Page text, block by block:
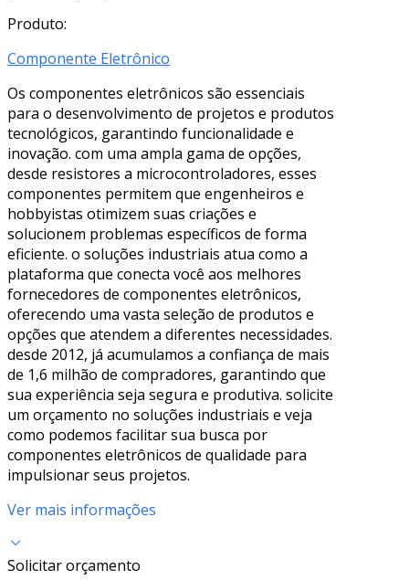
Produto:
Componente Eletrônico
Os componentes eletrônicos são essenciais
para o desenvolvimento de projetos e produtos
tecnológicos, garantindo funcionalidade e
inovação. com uma ampla gama de opções,
desde resistores a microcontroladores, esses
componentes permitem que engenheiros e
hobbyistas otimizem suas criações e
solucionem problemas específicos de forma
eficiente. o soluções industriais atua como a
plataforma que conecta você aos melhores
fornecedores de componentes eletrônicos,
oferecendo uma vasta seleção de produtos e
opções que atendem a diferentes necessidades.
desde 2012, já acumulamos a confiança de mais
de 1,6 milhão de compradores, garantindo que
sua experiência seja segura e produtiva. solicite
um orçamento no soluções industriais e veja
como podemos facilitar sua busca por
componentes eletrônicos de qualidade para
impulsionar seus projetos.
Ver mais informações
Solicitar orçamento